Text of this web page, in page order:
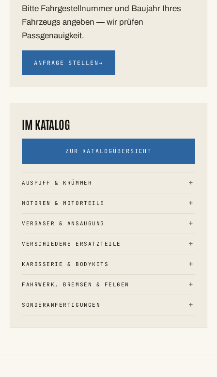
Bitte Fahrgestellnummer und Baujahr Ihres
Fahrzeugs angeben — wir prüfen
Passgenauigkeit.
ANFRAGE STELLEN→
IM KATALOG
ZUR KATALOGÜBERSICHT
AUSPUFF & KRÜMMER
MOTOREN & MOTORTEILE
VERGASER & ANSAUGUNG
VERSCHIEDENE ERSATZTEILE
KAROSSERIE & BODYKITS
FAHRWERK, BREMSEN & FELGEN
SONDERANFERTIGUNGEN